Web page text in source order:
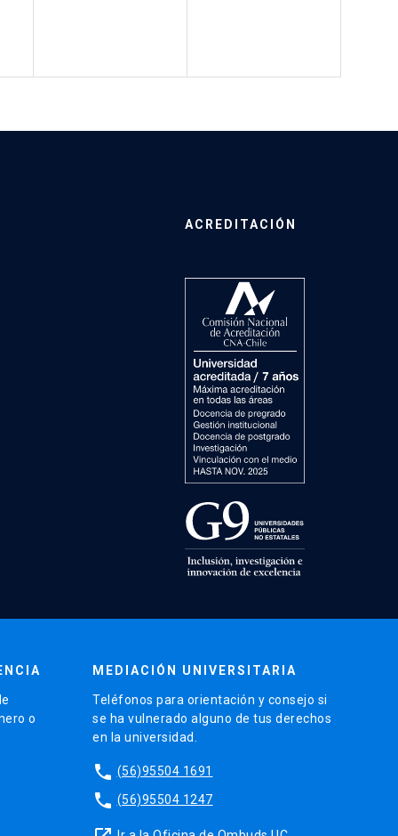
ACREDITACIÓN
o
MEDIACIÓN UNIVERSITARIA
Teléfonos para orientación y consejo si
se ha vulnerado alguno de tus derechos
en la universidad.
phone (56)95504 1691
phone (56)95504 1247